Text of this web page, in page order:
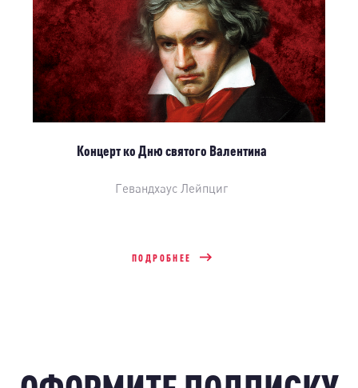
Концерт ко Дню святого Валентина
Гевандхаус Лейпциг
ПОДРОБНЕЕ